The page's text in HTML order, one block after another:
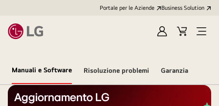
Portale per le Aziende Business Solution
AccediCart
Open
Manuali e Software Risoluzione problemi Garanzia
Aggiornamento LG